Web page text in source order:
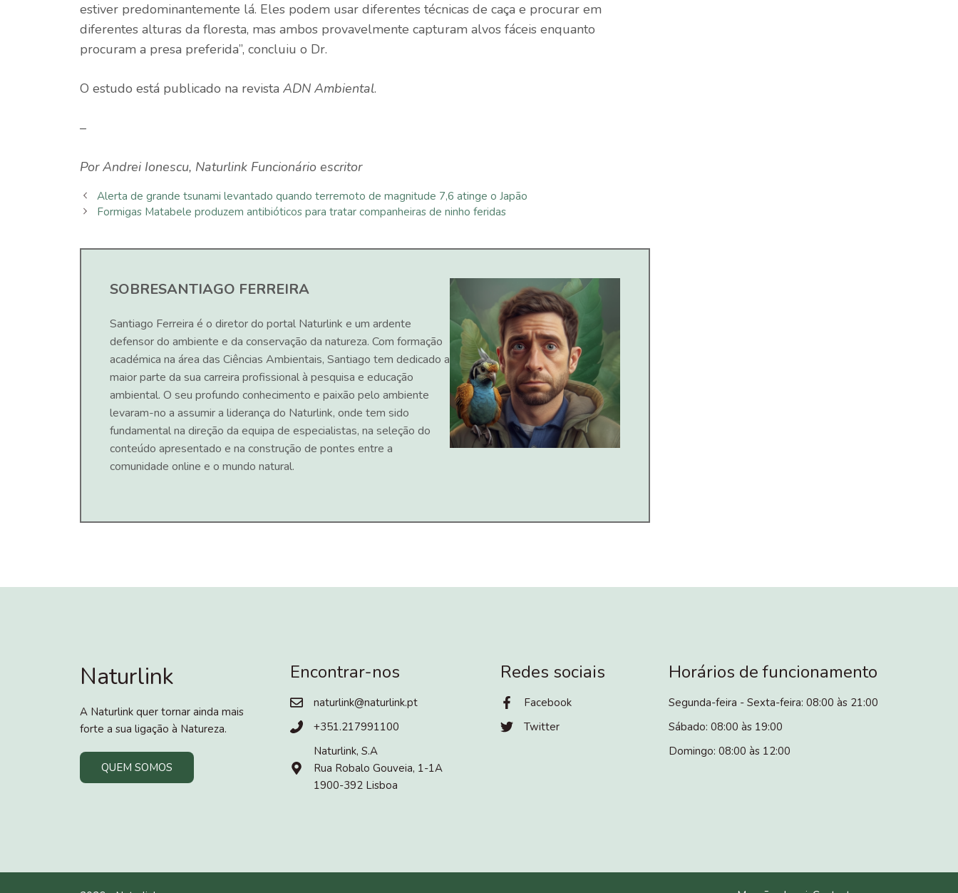
estiver predominantemente lá. Eles podem usar diferentes técnicas de caça e procurar em
diferentes alturas da floresta, mas ambos provavelmente capturam alvos fáceis enquanto
procuram a presa preferida”, concluiu o Dr.
O estudo está publicado na revista ADN Ambiental.
–
PorAndrei Ionescu, Naturlink Funcionário escritor
Alerta de grande tsunami levantado quando terremoto de magnitude 7,6 atinge o Japão
Formigas Matabele produzem antibióticos para tratar companheiras de ninho feridas
SOBRESANTIAGO FERREIRA
Santiago Ferreira é o diretor do portal Naturlink e um ardente
defensor do ambiente e da conservação da natureza. Com formação
académica na área das Ciências Ambientais, Santiago tem dedicado a
maior parte da sua carreira profissional à pesquisa e educação
ambiental. O seu profundo conhecimento e paixão pelo ambiente
levaram-no a assumir a liderança do Naturlink, onde tem sido
fundamental na direção da equipa de especialistas, na seleção do
conteúdo apresentado e na construção de pontes entre a
comunidade online e o mundo natural.
Naturlink
A Naturlink quer tornar ainda mais
forte a sua ligação à Natureza.
QUEM SOMOS
Encontrar-nos
naturlink@naturlink.pt
+351.217991100
Naturlink, S.A
Rua Robalo Gouveia, 1-1A
1900-392 Lisboa
Redes sociais
Facebook
Twitter
Horários de funcionamento
Segunda-feira - Sexta-feira: 08:00 às 21:00
Sábado: 08:00 às 19:00
Domingo: 08:00 às 12:00